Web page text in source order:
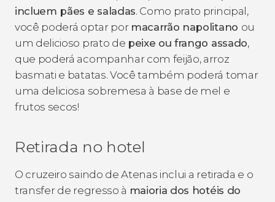
incluem pães e saladas. Como prato principal,
você poderá optar por macarrão napolitano ou
um delicioso prato de peixe ou frango assado,
que poderá acompanhar com feijão, arroz
basmati e batatas. Você também poderá tomar
uma deliciosa sobremesa à base de mel e
frutos secos!
Retirada no hotel
O cruzeiro saindo de Atenas inclui a retirada e o
transfer de regresso à maioria dos hotéis do